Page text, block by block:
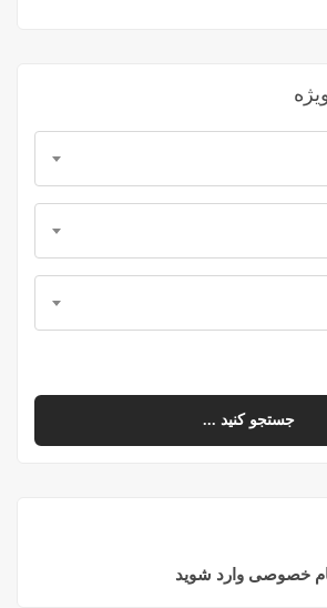
جستجو کنید ...
خصوصی وارد شوید